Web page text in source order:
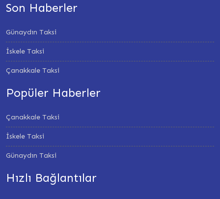
Son Haberler
Günaydın Taksi
İskele Taksi
Çanakkale Taksi
Popüler Haberler
Çanakkale Taksi
İskele Taksi
Günaydın Taksi
Hızlı Bağlantılar